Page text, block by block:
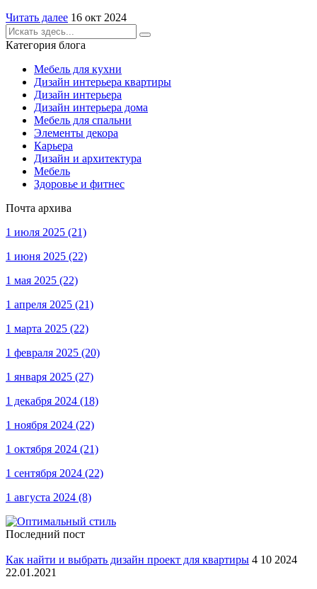
Читать далее 16 окт 2024
Категория блога
Мебель для кухни
Дизайн интерьера квартиры
Дизайн интерьера
Дизайн интерьера дома
Мебель для спальни
Элементы декора
Карьера
Дизайн и архитектура
Мебель
Здоровье и фитнес
Почта архива
1 июля 2025 (21)
1 июня 2025 (22)
1 мая 2025 (22)
1 апреля 2025 (21)
1 марта 2025 (22)
1 февраля 2025 (20)
1 января 2025 (27)
1 декабря 2024 (18)
1 ноября 2024 (22)
1 октября 2024 (21)
1 сентября 2024 (22)
1 августа 2024 (8)
Последний пост
Как найти и выбрать дизайн проект для квартиры 4 10 2024
22.01.2021